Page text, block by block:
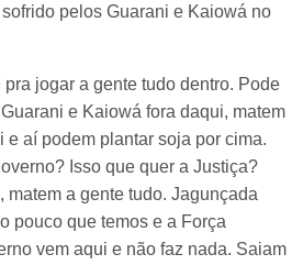
pelos Guarani e Kaiowá no
pra jogar a gente tudo dentro. Pode
e Kaiowá fora daqui, matem
e aí podem plantar soja por cima.
Isso que quer a Justiça?
matem a gente tudo. Jagunçada
pouco que temos e a Força
vem aqui e não faz nada. Saiam